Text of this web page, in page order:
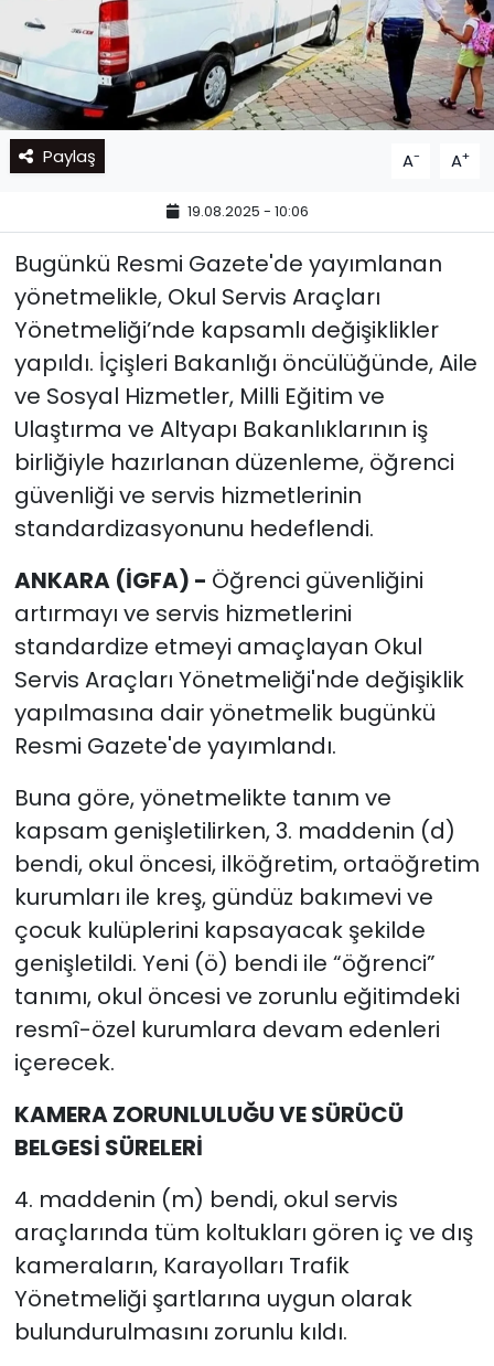
Paylaş A- A+
19.08.2025 - 10:06
Bugünkü Resmi Gazete'de yayımlanan
yönetmelikle, Okul Servis Araçları
Yönetmeliği’nde kapsamlı değişiklikler
yapıldı. İçişleri Bakanlığı öncülüğünde, Aile
ve Sosyal Hizmetler, Milli Eğitim ve
Ulaştırma ve Altyapı Bakanlıklarının iş
birliğiyle hazırlanan düzenleme, öğrenci
güvenliği ve servis hizmetlerinin
standardizasyonunu hedeflendi.
ANKARA (İGFA) - Öğrenci güvenliğini
artırmayı ve servis hizmetlerini
standardize etmeyi amaçlayan Okul
Servis Araçları Yönetmeliği'nde değişiklik
yapılmasına dair yönetmelik bugünkü
Resmi Gazete'de yayımlandı.
Buna göre, yönetmelikte tanım ve
kapsam genişletilirken, 3. maddenin (d)
bendi, okul öncesi, ilköğretim, ortaöğretim
kurumları ile kreş, gündüz bakımevi ve
çocuk kulüplerini kapsayacak şekilde
genişletildi. Yeni (ö) bendi ile “öğrenci”
tanımı, okul öncesi ve zorunlu eğitimdeki
resmî-özel kurumlara devam edenleri
içerecek.
KAMERA ZORUNLULUĞU VE SÜRÜCÜ
BELGESİ SÜRELERİ
4. maddenin (m) bendi, okul servis
araçlarında tüm koltukları gören iç ve dış
kameraların, Karayolları Trafik
Yönetmeliği şartlarına uygun olarak
bulundurulmasını zorunlu kıldı.